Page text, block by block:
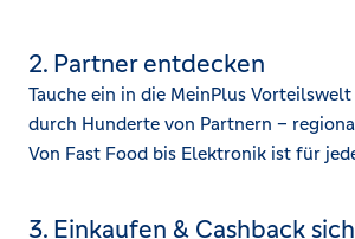
2. Partner entdecken
Tauche ein in die MeinPlus
durch Hunderte von Partnern –
Von Fast Food bis Elektronik ist für
3. Einkaufen & Cashback